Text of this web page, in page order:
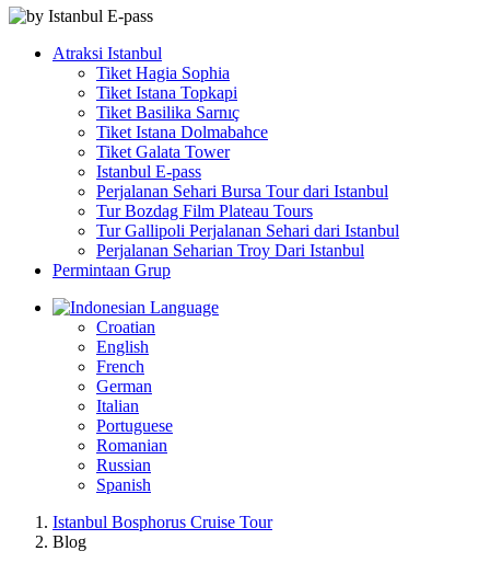
Atraksi Istanbul
Tiket Hagia Sophia
Tiket Istana Topkapi
Tiket Basilika Sarnıç
Tiket Istana Dolmabahce
Tiket Galata Tower
Istanbul E-pass
Perjalanan Sehari Bursa Tour dari Istanbul
Tur Bozdag Film Plateau Tours
Tur Gallipoli Perjalanan Sehari dari Istanbul
Perjalanan Seharian Troy Dari Istanbul
Permintaan Grup
Language
Croatian
English
French
German
Italian
Portuguese
Romanian
Russian
Spanish
Istanbul Bosphorus Cruise Tour
Blog